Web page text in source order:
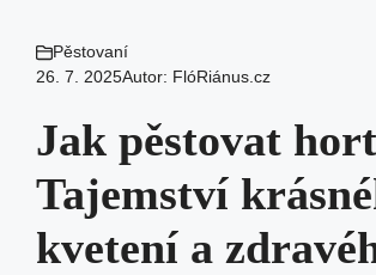
Pěstovaní
26. 7. 2025Autor: FlóRiánus.cz
Jak pěstovat
Tajemství
kvetení a